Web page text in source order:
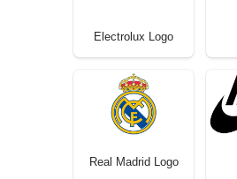
Electrolux Logo
Real Madrid Logo